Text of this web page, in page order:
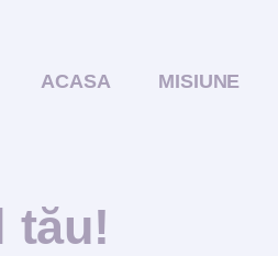
ACASA MISIUNE
tău!